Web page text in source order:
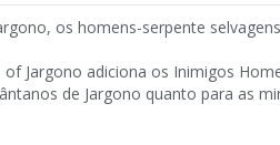
os homens-serpente
Jargono adiciona os Inimigos
de Jargono quanto para as